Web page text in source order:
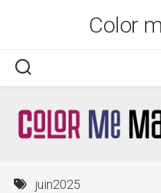
Color
juin2025